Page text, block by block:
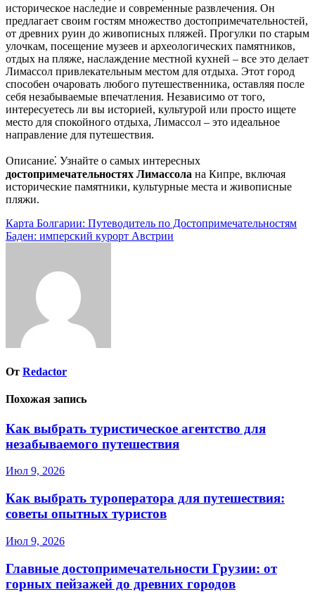
историческое наследие и современные развлечения. Он
предлагает своим гостям множество достопримечательностей,
от древних руин до живописных пляжей. Прогулки по старым
улочкам, посещение музеев и археологических памятников,
отдых на пляже, наслаждение местной кухней – все это делает
Лимассол привлекательным местом для отдыха. Этот город
способен очаровать любого путешественника, оставляя после
себя незабываемые впечатления. Независимо от того,
интересуетесь ли вы историей, культурой или просто ищете
место для спокойного отдыха, Лимассол – это идеальное
направление для путешествия.
Описание⁚ Узнайте о самых интересных
достопримечательностях Лимассола на Кипре, включая
исторические памятники, культурные места и живописные
пляжи.
Навигация
по
Карта Болгарии: Путеводитель по Достопримечательностям
Баден: имперский курорт Австрии
От Redactor
Похожая запись
Как выбрать туристическое агентство для
незабываемого путешествия
Июл 9, 2026
Как выбрать туроператора для путешествия:
советы опытных туристов
Июл 9, 2026
Главные достопримечательности Грузии: от
горных пейзажей до древних городов